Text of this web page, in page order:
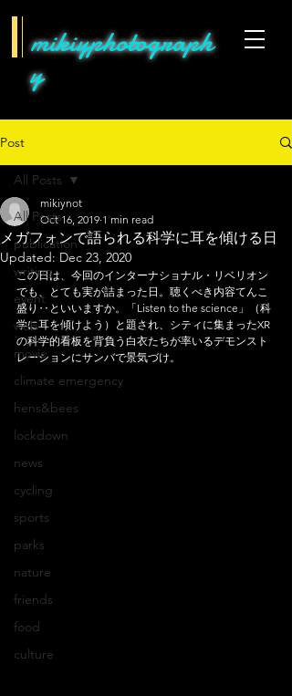
mikiyphotograph
y
Post
All Posts
publication
writing
event
web
movie
climate emergency
hens&bees
lockdown
news
cycling
sports
parks
nature
friends
food
culture
All Posts
メガフォンで語られる科学に耳を傾ける日
mikiynot
Oct 16, 2019 1 min read
Updated: Dec 23, 2020
この日は、今回のインターナショナル・リベリオン
でも、とても実が詰まった日。聴くべき内容てんこ
盛り‥といいますか。「Listen to the science」（科
学に耳を傾けよう）と題され、シティに集まったXR
の科学的看板を背負う白衣たちが率いるデモンスト
レーションにサンバで景気づけ。